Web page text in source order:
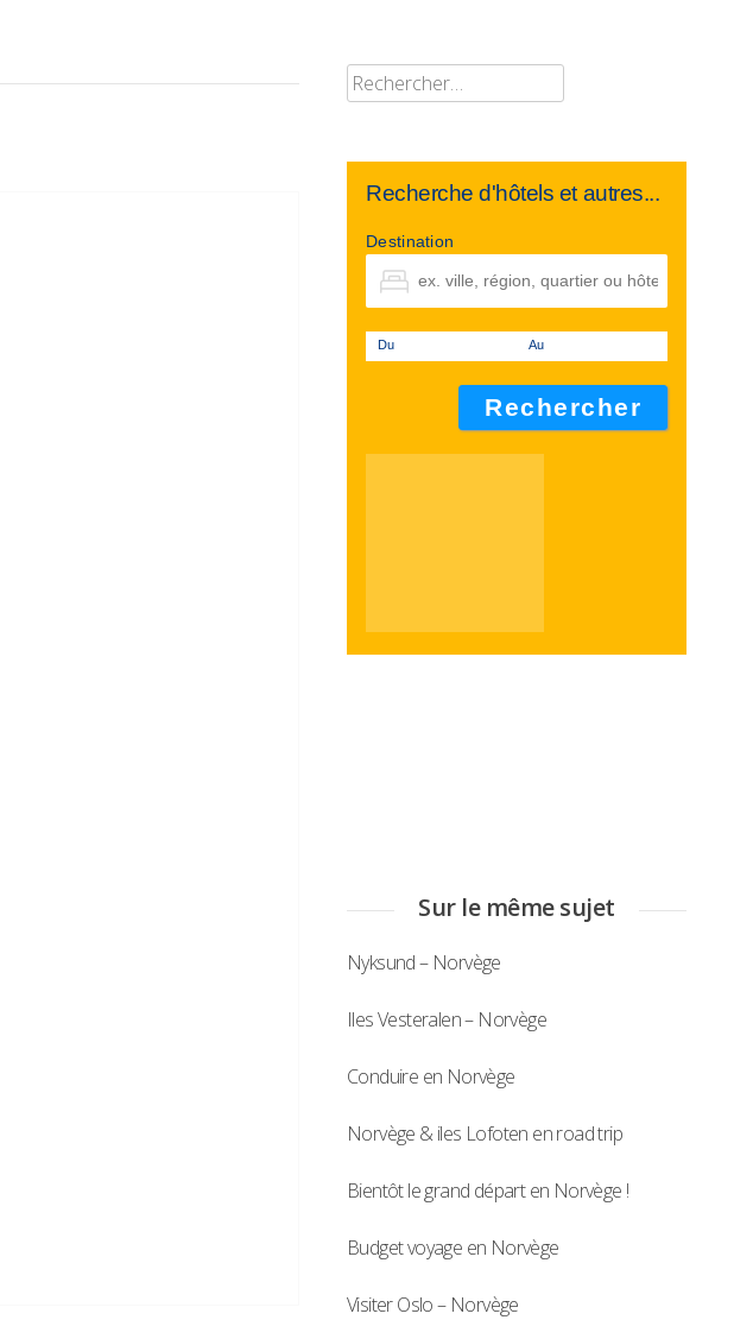
Rechercher :
Recherche d'hôtels et autres...
Destination
Du Au
Sur le même sujet
Nyksund – Norvège
Iles Vesteralen – Norvège
Conduire en Norvège
Norvège & iles Lofoten en road trip
Bientôt le grand départ en Norvège !
Budget voyage en Norvège
Visiter Oslo – Norvège